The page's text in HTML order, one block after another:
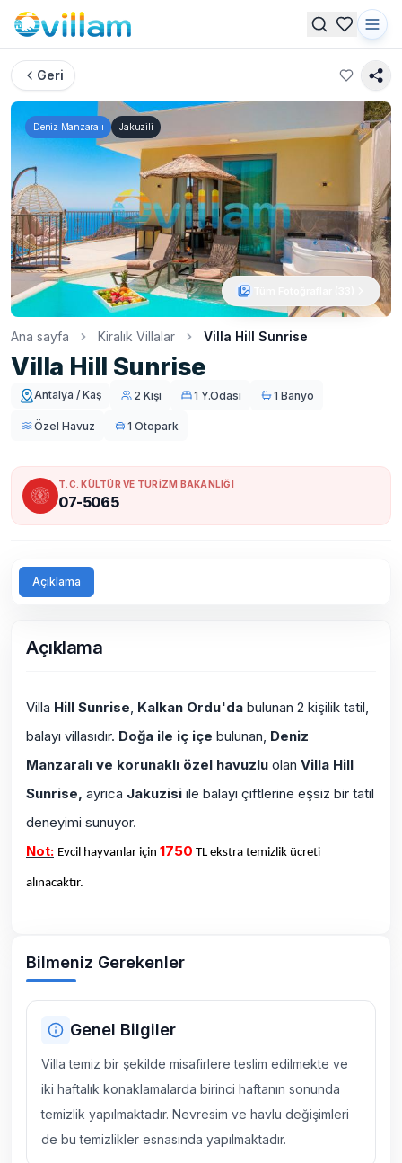
Geri
Deniz Manzaralı Jakuzili
Ana sayfa Kiralık Villalar Villa Hill Sunrise
Villa Hill Sunrise
Antalya / Kaş 2 Kişi 1 Y.Odası 1 Banyo
Özel Havuz 1 Otopark
T.C. KÜLTÜR VE TURİZM BAKANLIĞI
07-5065
Açıklama
Açıklama
Villa Hill Sunrise, Kalkan Ordu'da bulunan 2 kişilik tatil,
balayı villasıdır. Doğa ile iç içe bulunan, Deniz
Manzaralı ve korunaklı özel havuzlu olan Villa Hill
Sunrise, ayrıca Jakuzisi ile balayı çiftlerine eşsiz bir tatil
deneyimi sunuyor.
Not: Evcil hayvanlar için 1750 TL ekstra temizlik ücreti
alınacaktır.
Bilmeniz Gerekenler
Genel Bilgiler
Villa temiz bir şekilde misafirlere teslim edilmekte ve
iki haftalık konaklamalarda birinci haftanın sonunda
temizlik yapılmaktadır. Nevresim ve havlu değişimleri
de bu temizlikler esnasında yapılmaktadır.